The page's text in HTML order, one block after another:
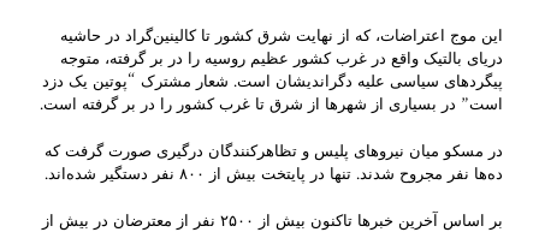
این موج اعتراضات، که از نهایت شرق کشور تا کالینین‌گراد در حاشیه
دریای بالتیک واقع در غرب کشور عظیم روسیه را در بر گرفته، متوجه
پیگردهای سیاسی علیه دگراندیشان است. شعار مشترک “پوتین یک دزد
است” در بسیاری از شهرها از شرق تا غرب کشور را در بر گرفته است.
در مسکو میان نیروهای پلیس و تظاهرکنندگان درگیری صورت گرفت که
ده‌ها نفر مجروح شدند. تنها در پایتخت بیش از ۸۰۰ نفر دستگیر شده‌اند.
بر اساس آخرین خبرها تاکنون بیش از ۲۵۰۰ نفر از معترضان در بیش از